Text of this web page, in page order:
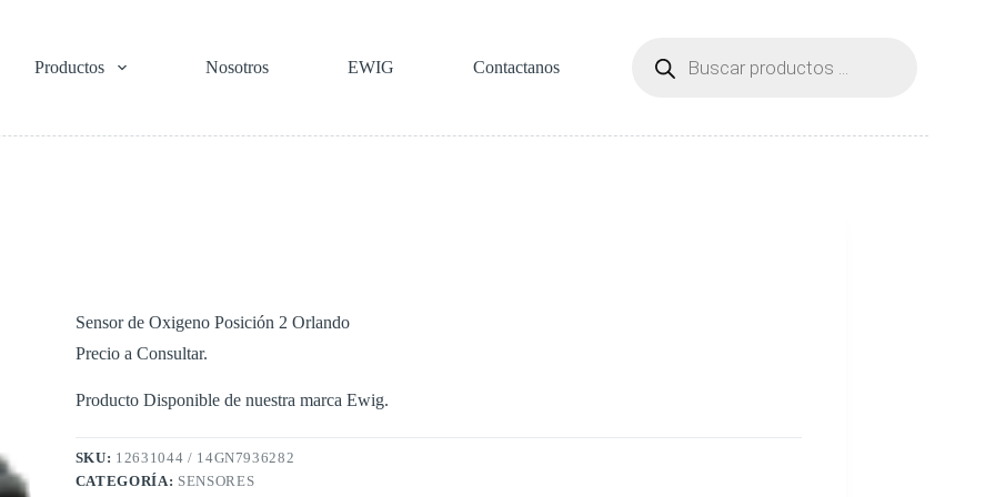
Productos Nosotros EWIG Contactanos
productos
Sensor de Oxigeno Posición 2 Orlando
Precio a Consultar.
Producto Disponible de nuestra marca Ewig.
SKU: 12631044 / 14GN7936282
CATEGORÍA: SENSORES